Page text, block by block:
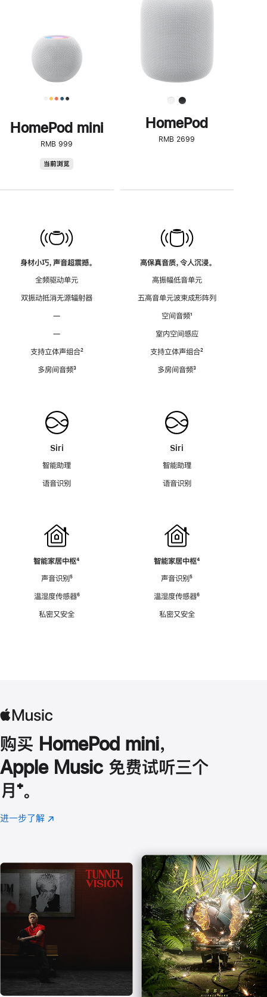
HomePod mini
RMB 999
当前浏览
身材小巧，声音超震撼。
全频驱动单元
双振动抵消无源辐射器
—
—
支持立体声组合脚
²
多房间音频脚
³
Siri
智能助理
语音识别
智能家居中枢脚
⁴
声音识别脚
⁵
温湿度传感器脚
⁶
私密又安全
了
解
HomePod<
HomePod
RMB 2699
高保真音质，令人沉浸。
高振幅低音单元
五高音单元波束成形阵列
空间音频脚
¹
室内空间感应
支持立体声组合脚
²
多房间音频脚
³
Siri
智能助理
语音识别
智能家居中枢脚
⁴
声音识别脚
⁵
温湿度传感器脚
⁶
私密又安全
购买 HomePod mini，
Apple Music 免费试听三个
月 脚
注
⁺。
进一步了解 Apple
(在
口
中
打
开)